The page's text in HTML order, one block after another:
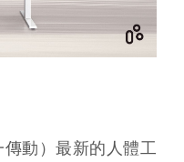
動）最新的人體工